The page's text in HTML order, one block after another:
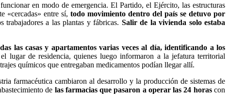
en modo de emergencia. El Partido, el Ejército, las estructuras
«cercadas» entre sí, todo movimiento dentro del país se detuvo por
a las plantas y fábricas. Salir de la vivienda solo estaba
las casas y apartamentos varias veces al día, identificando a los
lugar de residencia, quienes luego informaron a la jefatura territorial
químicos que entregaban medicamentos podían llegar allí.
farmacéutica cambiaron al desarrollo y la producción de sistemas de
de las farmacias que pasaron a operar las 24 horascon